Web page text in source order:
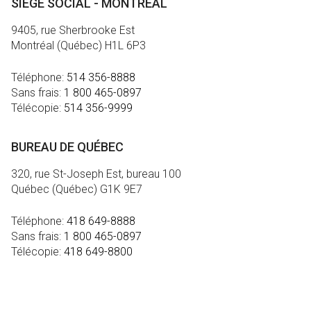
SIÈGE SOCIAL - MONTRÉAL
9405, rue Sherbrooke Est
Montréal (Québec) H1L 6P3
Téléphone: 514 356-8888
Sans frais: 1 800 465-0897
Télécopie: 514 356-9999
BUREAU DE QUÉBEC
320, rue St-Joseph Est, bureau 100
Québec (Québec) G1K 9E7
Téléphone: 418 649-8888
Sans frais: 1 800 465-0897
Télécopie: 418 649-8800